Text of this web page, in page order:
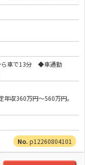
ら車で13分 ◆車通勤
収360万円～560万円。
p12260804101